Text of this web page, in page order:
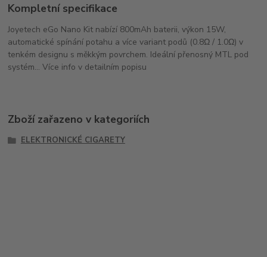
Kompletní specifikace
Joyetech eGo Nano Kit nabízí 800mAh baterii, výkon 15W,
automatické spínání potahu a více variant podů (0.8Ω / 1.0Ω) v
tenkém designu s měkkým povrchem. Ideální přenosný MTL pod
systém... Více info v detailním popisu
Zboží zařazeno v kategoriích
ELEKTRONICKÉ CIGARETY